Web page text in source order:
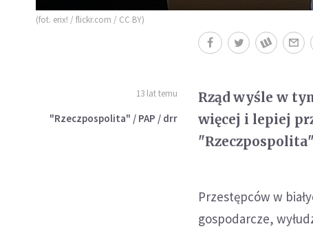
(fot. erix! / flickr.com / CC BY)
13 lat temu
"Rzeczpospolita" / PAP / drr
Rząd wyśle w
więcej i lepiej
Przestępców w
gospodarcze,